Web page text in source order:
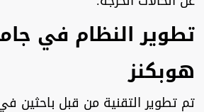
تطوير النظام في
هوبكنز
تم تطوير التقنية من قبل باحثين